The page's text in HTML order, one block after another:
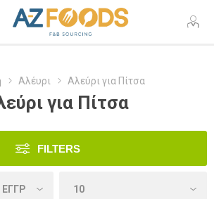
Αλέυρι Αλεύρι για Πίτσα
για Πίτσα
FILTERS